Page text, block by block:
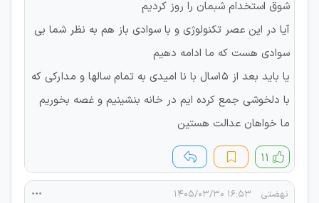
شوق استخدام شبمان را روز کردیم
آیا در این عصر تکنولوژی و با سوادی باز هم به نظر شما بی
سوادی هست که ما ادامه دهیم
یا باید بعد از ۱۵سال با نا امیدی به تمام سالها و مدارکی که
با دلخوشی جمع کرده ایم در خانه بنشینیم و غصه بخوریم
ما خواهان عدالت هستین
۱۱
نهضتی ۱۶:۵۳ ۱۴۰۵/۰۳/۳۰